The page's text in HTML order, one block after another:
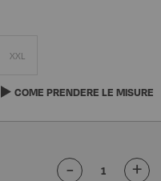
XXL
COME PRENDERE LE MISURE
- +